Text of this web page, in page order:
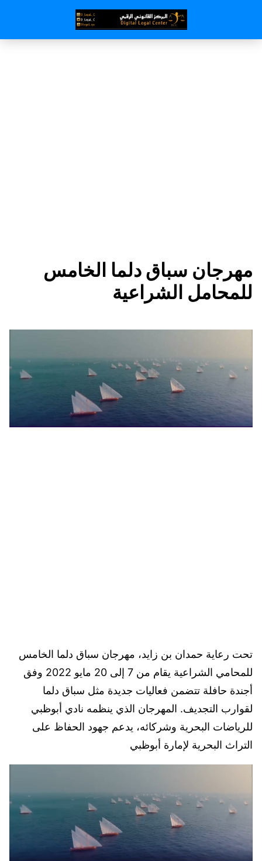
مهرجان سباق دلما الخامس
للمحامل الشراعية
تحت رعاية حمدان بن زايد، مهرجان سباق دلما الخامس
للمحامي الشراعية يقام من 7 إلى 20 مايو 2022 وفق
أجندة حافلة تتضمن فعاليات جديدة مثل سباق دلما
لقوارب التجديف. المهرجان الذي ينظمه نادي أبوظبي
للرياضات البحرية وشركائه، يدعم جهود الحفاظ على
التراث البحرية لإمارة أبوظبي